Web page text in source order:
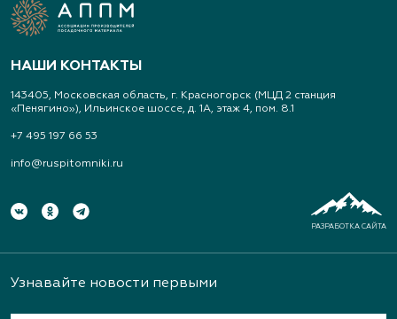
НАШИ КОНТАКТЫ
143405, Московская область, г. Красногорск (МЦД 2 станция
«Пенягино»), Ильинское шоссе, д. 1А, этаж 4, пом. 8.1
+7 495 197 66 53
info@ruspitomniki.ru
РАЗРАБОТКА САЙТА
Узнавайте новости первыми